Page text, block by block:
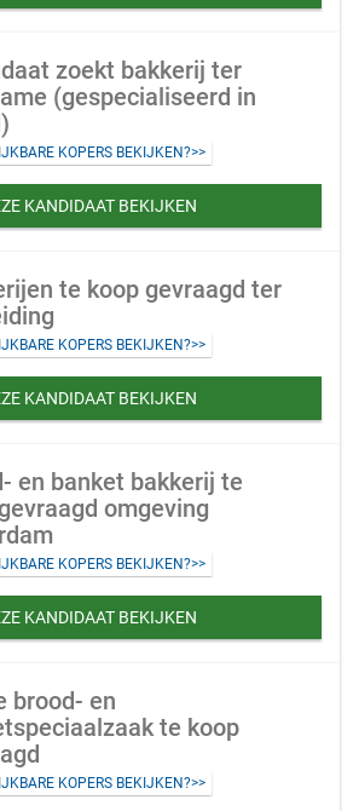
zoekt bakkerij ter
(gespecialiseerd in
KOPERS BEKIJKEN?>>
KANDIDAAT BEKIJKEN
te koop gevraagd ter
KOPERS BEKIJKEN?>>
KANDIDAAT BEKIJKEN
en banket bakkerij te
omgeving
KOPERS BEKIJKEN?>>
KANDIDAAT BEKIJKEN
brood- en
te koop
KOPERS BEKIJKEN?>>